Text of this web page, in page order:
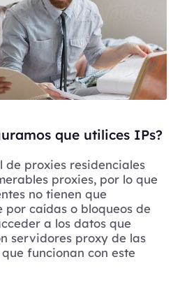
que utilices IPs?
de proxies residenciales
proxies, por lo que
no tienen que
por caídas o bloqueos de
a los datos que
servidores proxy de las
funcionan con este